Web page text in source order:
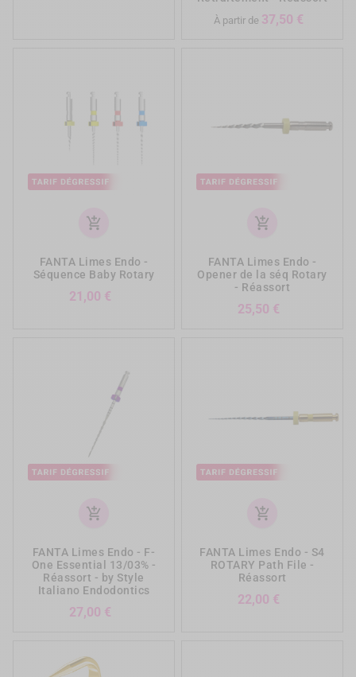
À partir de 37,50 €
add_shopping_cart
FANTA Limes Endo -
Séquence Baby Rotary
21,00 €
add_shopping_cart
FANTA Limes Endo -
Opener de la séq Rotary
- Réassort
25,50 €
add_shopping_cart
FANTA Limes Endo - F-
One Essential 13/03% -
Réassort - by Style
Italiano Endodontics
27,00 €
add_shopping_cart
FANTA Limes Endo - S4
ROTARY Path File -
Réassort
22,00 €